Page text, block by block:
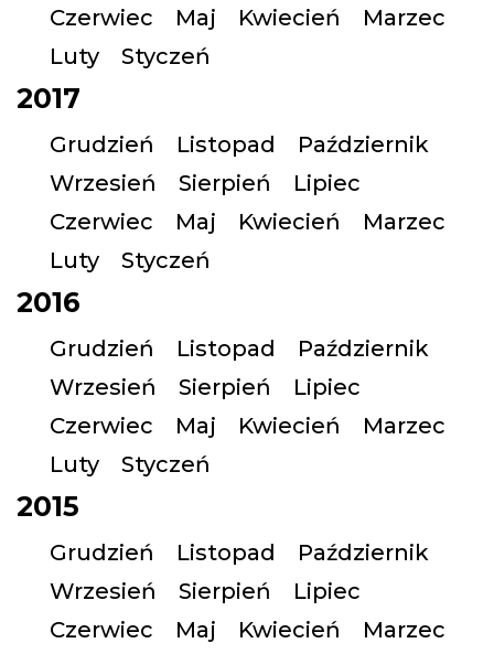
Czerwiec
Maj Kwiecień
Marzec
Luty
Styczeń
2017
Grudzień Listopad
Październik
Wrzesień
Sierpień
Lipiec
Czerwiec
Maj Kwiecień
Marzec
Luty
Styczeń
2016
Grudzień Listopad
Październik
Wrzesień
Sierpień
Lipiec
Czerwiec
Maj Kwiecień
Marzec
Luty
Styczeń
2015
Grudzień Listopad
Październik
Wrzesień
Sierpień
Lipiec
Czerwiec
Maj Kwiecień
Marzec